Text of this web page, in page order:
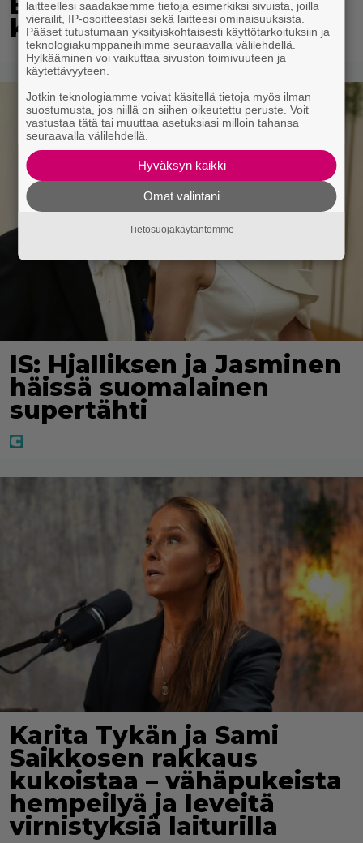
keskustaan
IS: Hjalliksen ja Jasminen
häissä suomalainen
supertähti
Karita Tykän ja Sami
Saikkosen rakkaus
kukoistaa – vähäpukeista
hempeilyä ja leveitä
virnistyksiä laiturilla
laitteellesi saadaksemme tietoja esimerkiksi sivuista, joilla
vierailit, IP-osoitteestasi sekä laitteesi ominaisuuksista.
Pääset tutustumaan yksityiskohtaisesti käyttötarkoituksiin ja
teknologiakumppaneihimme seuraavalla välilehdellä.
Hylkääminen voi vaikuttaa sivuston toimivuuteen ja
käytettävyyteen.
Jotkin teknologiamme voivat käsitellä tietoja myös ilman
suostumusta, jos niillä on siihen oikeutettu peruste. Voit
vastustaa tätä tai muuttaa asetuksiasi milloin tahansa
seuraavalla välilehdellä.
Hyväksyn kaikki
Omat valintani
Tietosuojakäytäntömme